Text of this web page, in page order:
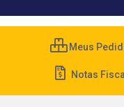
Meus
Notas